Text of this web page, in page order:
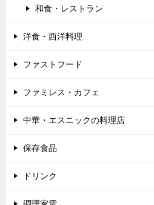
和食・レストラン
洋食・西洋料理
ファストフード
ファミレス・カフェ
中華・エスニックの料理店
保存食品
ドリンク